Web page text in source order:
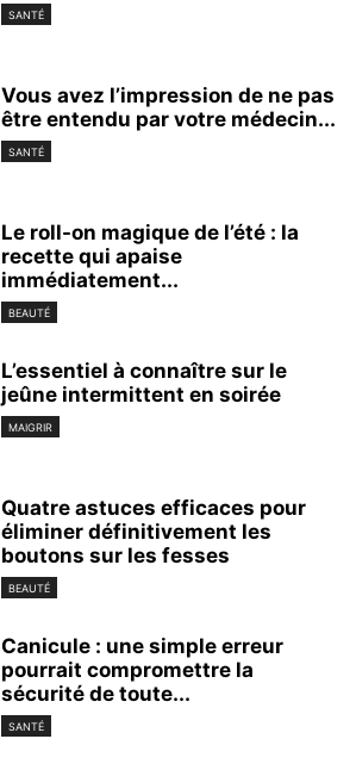
SANTÉ
Vous avez l’impression de ne pas
être entendu par votre médecin...
SANTÉ
Le roll-on magique de l’été : la
recette qui apaise
immédiatement...
BEAUTÉ
L’essentiel à connaître sur le
jeûne intermittent en soirée
MAIGRIR
Quatre astuces efficaces pour
éliminer définitivement les
boutons sur les fesses
BEAUTÉ
Canicule : une simple erreur
pourrait compromettre la
sécurité de toute...
SANTÉ